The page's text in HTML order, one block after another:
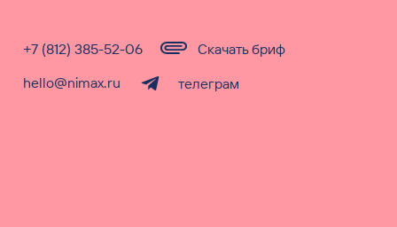
hello@nimax.ru
+7 (812) 385-52-06
телеграм
Скачать бриф